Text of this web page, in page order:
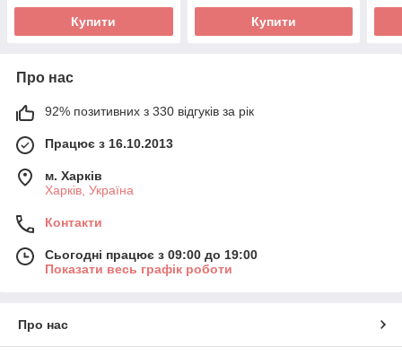
Купити Купити
Про нас
92% позитивних з 330 відгуків за рік
Працює з 16.10.2013
м. Харків
Харків, Україна
Контакти
Сьогодні працює з 09:00 до 19:00
Показати весь графік роботи
Про нас